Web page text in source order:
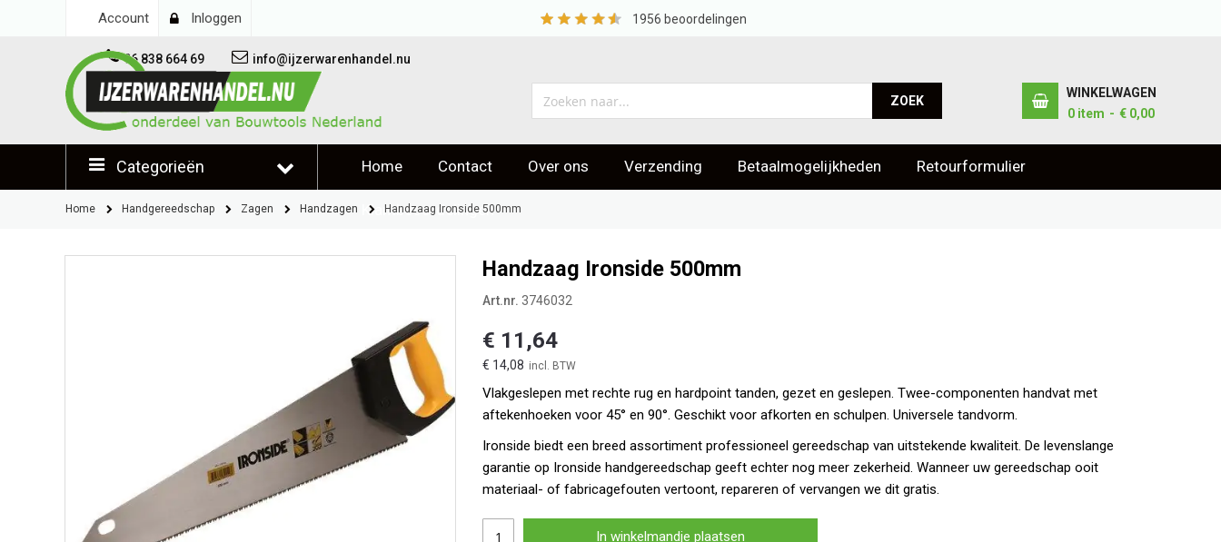
Account Inloggen 1956 beoordelingen
06 838 664 69 info@ijzerwarenhandel.nu
ZOEK
WINKELWAGEN
0 item € 0,00
Categorieën Home Contact Over ons Verzending Betaalmogelijkheden Retourformulier
Klantbeoordelingen
Home Handgereedschap Zagen Handzagen Handzaag Ironside 500mm
Handzaag Ironside 500mm
Art.nr. 3746032
€ 14,08
€ 11,64
Vlakgeslepen met rechte rug en hardpoint tanden, gezet en geslepen. Twee-componenten handvat met
aftekenhoeken voor 45° en 90°. Geschikt voor afkorten en schulpen. Universele tandvorm.
Ironside biedt een breed assortiment professioneel gereedschap van uitstekende kwaliteit. De levenslange
garantie op Ironside handgereedschap geeft echter nog meer zekerheid. Wanneer uw gereedschap ooit
materiaal- of fabricagefouten vertoont, repareren of vervangen we dit gratis.
In winkelmandje plaatsen